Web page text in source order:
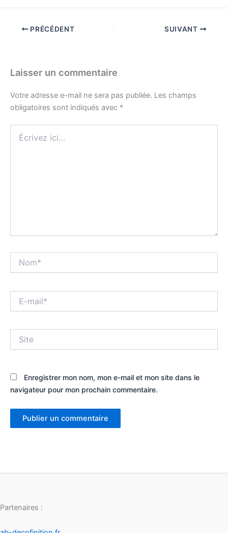
PRÉCÉDENT SUIVANT
Laisser un commentaire
Votre adresse e-mail ne sera pas publiée. Les champs
obligatoires sont indiqués avec *
ici…
mail*
Enregistrer mon nom, mon e-mail et mon site dans le
navigateur pour mon prochain commentaire.
Partenaires :